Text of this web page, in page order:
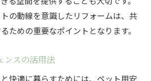
の動線を意識したリフォームは、共
ための重要なポイントとなります。
ンスの活用法
快適に暮らすためには、ペット用安